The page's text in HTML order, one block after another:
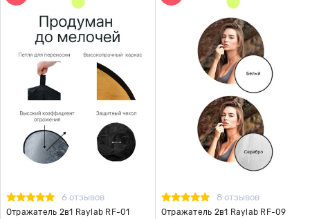
6 отзывов
Отражатель 2в1 Raylab RF-01
8 отзывов
Отражатель 2в1 Raylab RF-09